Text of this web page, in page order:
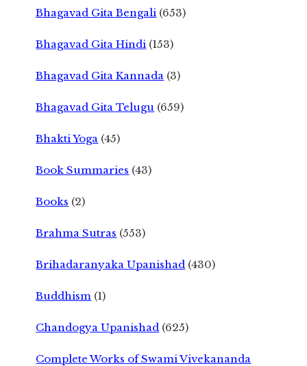
Bhagavad Gita Bengali (653)
Bhagavad Gita Hindi (153)
Bhagavad Gita Kannada (3)
Bhagavad Gita Telugu (659)
Bhakti Yoga (45)
Book Summaries (43)
Books (2)
Brahma Sutras (553)
Brihadaranyaka Upanishad (430)
Buddhism (1)
Chandogya Upanishad (625)
Complete Works of Swami Vivekananda